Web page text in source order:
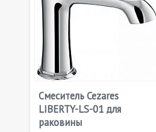
Смеситель Cezares
LIBERTY-LS-01 для
раковины